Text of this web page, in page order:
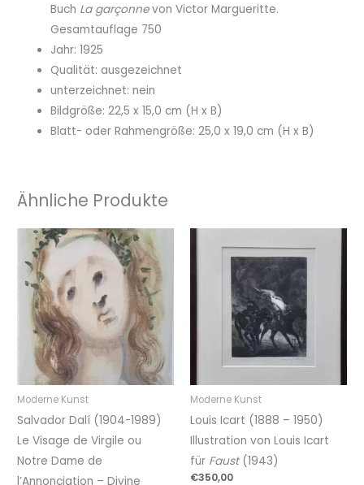
Buch La garçonnevon Victor Margueritte.
Gesamtauflage 750
Jahr: 1925
Qualität: ausgezeichnet
unterzeichnet: nein
Bildgröße: 22,5 x 15,0 cm (H x B)
Blatt- oder Rahmengröße: 25,0 x 19,0 cm (H x B)
Ähnliche Produkte
Moderne Kunst
Salvador Dalí (1904-1989)
Le Visage de Virgile ou
Notre Dame de
l’Annonciation – Divine
Moderne Kunst
Louis Icart (1888 – 1950)
Illustration von Louis Icart
für Faust(1943)
€350,00